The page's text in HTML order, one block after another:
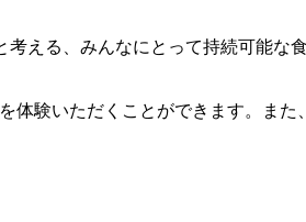
える、みんなにとって持続可能な
験いただくことができます。また